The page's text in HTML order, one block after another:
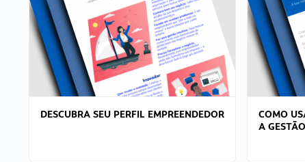
DESCUBRA SEU PERFIL EMPREENDEDOR
COMO
A